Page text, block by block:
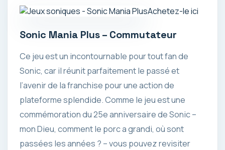
Achetez-le ici
Sonic Mania Plus – Commutateur
Ce jeu est un incontournable pour tout fan de
Sonic, car il réunit parfaitement le passé et
l’avenir de la franchise pour une action de
plateforme splendide. Comme le jeu est une
commémoration du 25e anniversaire de Sonic –
mon Dieu, comment le porc a grandi, où sont
passées les années ? – vous pouvez revisiter